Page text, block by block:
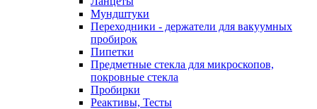
Мундштуки
Переходники - держатели для вакуумных
пробирок
Пипетки
Предметные стекла для микроскопов,
покровные стекла
Пробирки
Реактивы, Тесты